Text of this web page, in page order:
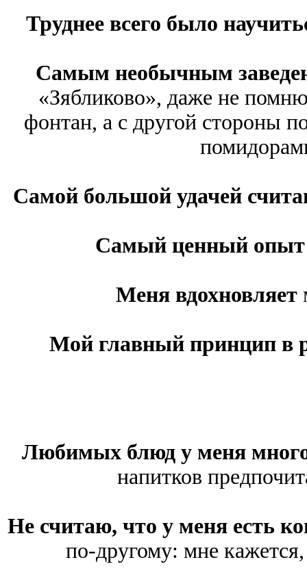
Труднее всего было
Самым необычным
«Зябликово», даже не
фонтан, а с другой стороны
Самой большой удачей
Самый ценный
Меня вдохновляет
Мой главный принцип в
Любимых блюд у меня
напитков
Не считаю, что у меня есть
по-другому: мне